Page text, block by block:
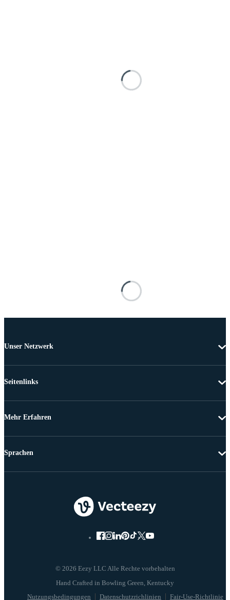
Unser Netzwerk
Seitenlinks
Mehr Erfahren
© 2026 Eezy LLC Alle Rechte vorbehalten
Nutzungsbedingungen Datenschutzrichlinien Fair-Use-Richtlinie
Sprachen